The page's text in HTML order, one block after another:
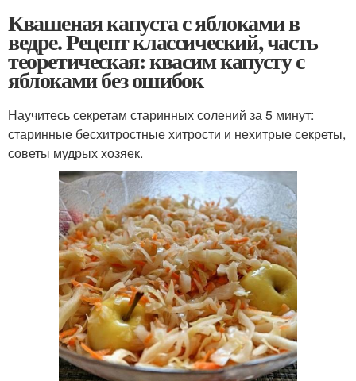
Квашеная капуста с яблоками в
ведре. Рецепт классический, часть
теоретическая: квасим капусту с
яблоками без ошибок
Научитесь секретам старинных солений за 5 минут:
старинные бесхитростные хитрости и нехитрые секреты,
советы мудрых хозяек.